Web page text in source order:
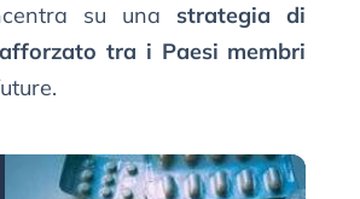
su una strategia di
tra i Paesi membri